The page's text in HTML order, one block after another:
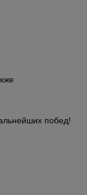
побед!